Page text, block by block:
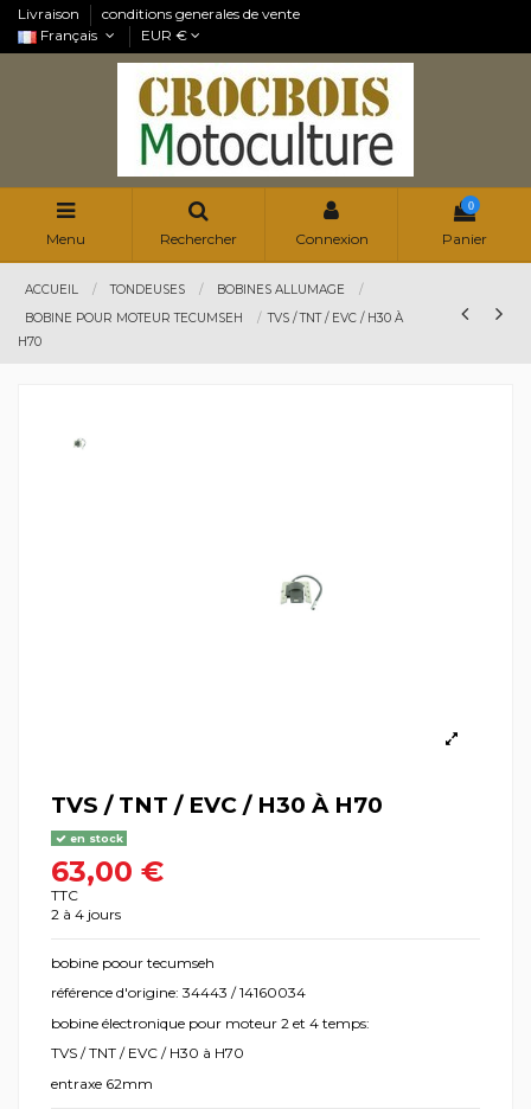
Livraison
conditions generales de vente
Français
EUR €
Menu Rechercher Connexion
0
Panier
ACCUEIL TONDEUSES
BOBINES ALLUMAGE
BOBINE POUR MOTEUR TECUMSEH
TVS / TNT / EVC / H30 À
H70
TVS / TNT / EVC / H30 À H70
en stock
63,00 €
TTC
2 à 4 jours
bobine poour tecumseh
référence d'origine: 34443 / 14160034
bobine électronique pour moteur 2 et 4 temps:
TVS / TNT / EVC / H30 à H70
entraxe 62mm